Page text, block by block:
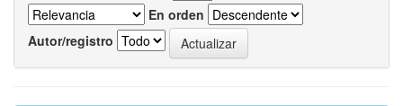
En orden
Autor/registro